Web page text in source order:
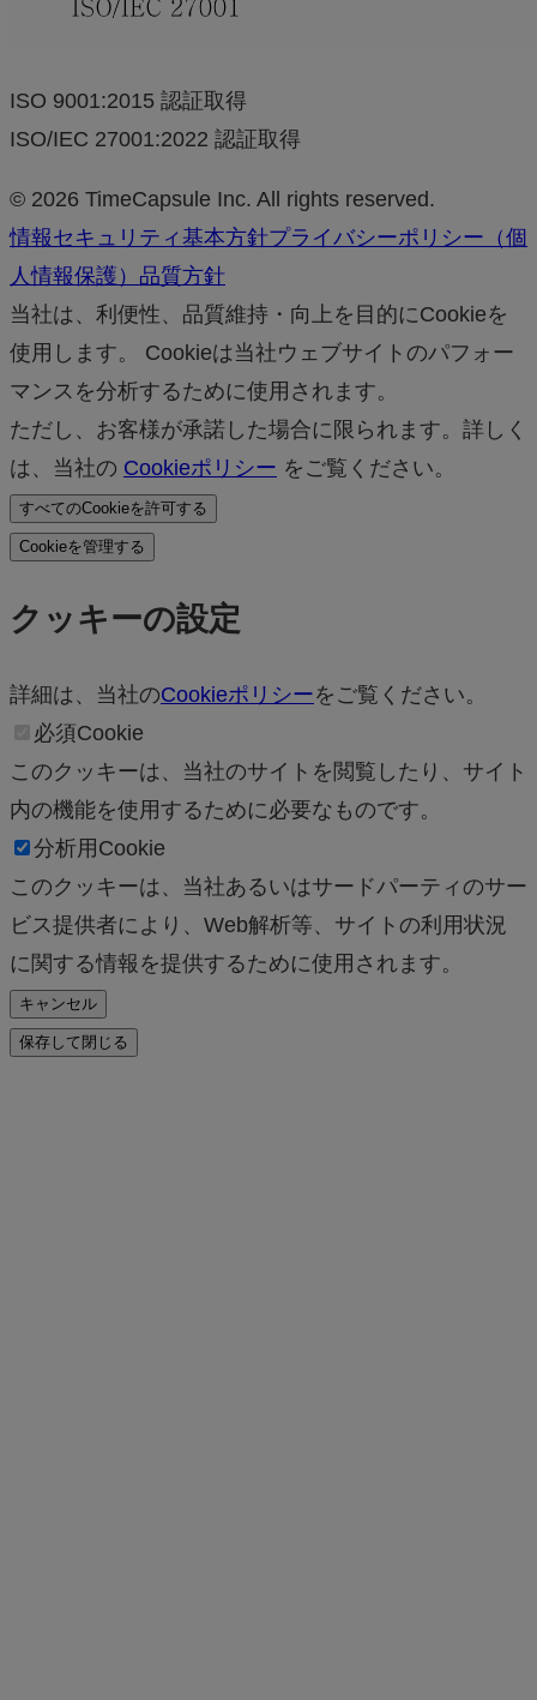
ISO 9001:2015 認証取得
ISO/IEC 27001:2022 認証取得
© 2026 TimeCapsule Inc. All rights reserved.
情報セキュリティ基本方針プライバシーポリシー（個
人情報保護） 品質方針
当社は、利便性、品質維持・向上を目的にCookieを
使用します。 Cookieは当社ウェブサイトのパフォー
マンスを分析するために使用されます。
ただし、お客様が承諾した場合に限られます。詳しく
は、当社の Cookieポリシー をご覧ください。
すべてのCookieを許可する
Cookieを管理する
クッキーの設定
詳細は、当社のCookieポリシーをご覧ください。
必須Cookie
このクッキーは、当社のサイトを閲覧したり、サイト
内の機能を使用するために必要なものです。
分析用Cookie
このクッキーは、当社あるいはサードパーティのサー
ビス提供者により、Web解析等、サイトの利用状況
に関する情報を提供するために使用されます。
キャンセル
保存して閉じる